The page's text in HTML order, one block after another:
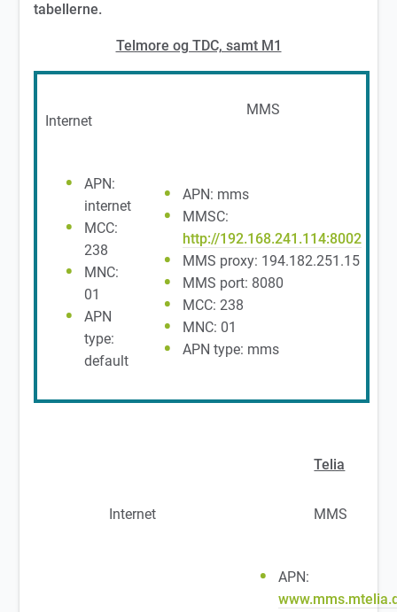
tabellerne.
Telmore og TDC, samt M1
Internet
MMS
APN:
internet
MCC:
238
MNC:
01
APN
type:
default
APN: mms
MMSC:
http://192.168.241.114:8002
MMS proxy: 194.182.251.15
MMS port: 8080
MCC: 238
MNC: 01
APN type: mms
Telia
Internet MMS
APN: